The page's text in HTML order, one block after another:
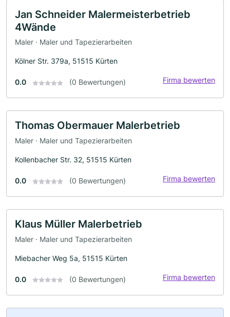
Jan Schneider Malermeisterbetrieb
4Wände
Maler · Maler und Tapezierarbeiten
Kölner Str. 379a, 51515 Kürten
0.0 (0 Bewertungen) Firma bewerten
Thomas Obermauer Malerbetrieb
Maler · Maler und Tapezierarbeiten
Kollenbacher Str. 32, 51515 Kürten
0.0 (0 Bewertungen) Firma bewerten
Klaus Müller Malerbetrieb
Maler · Maler und Tapezierarbeiten
Miebacher Weg 5a, 51515 Kürten
0.0 (0 Bewertungen) Firma bewerten